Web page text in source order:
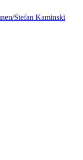
Stefan Kaminski